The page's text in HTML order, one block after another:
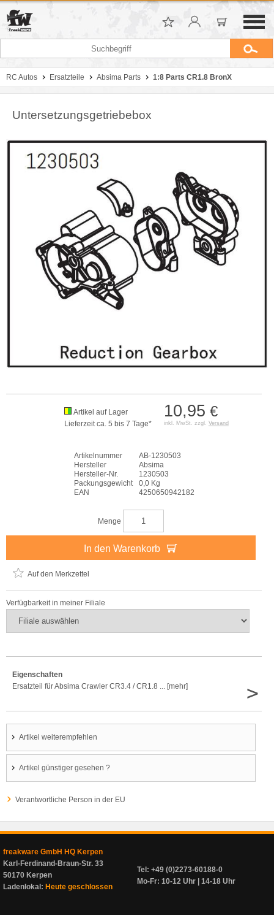
RC Autos Ersatzteile Absima Parts 1:8 Parts CR1.8 BronX
Untersetzungsgetriebebox
10,95 €
inkl. MwSt. zzgl. Versand
Artikel auf Lager
Lieferzeit ca. 5 bis 7 Tage*
Artikelnummer
AB-1230503
Hersteller
Absima
Hersteller-Nr.
1230503
Packungsgewicht
0,0 Kg
EAN
4250650942182
Menge
In den Warenkorb
Auf den Merkzettel
Verfügbarkeit in meiner Filiale
Eigenschaften
Ersatzteil für Absima Crawler CR3.4 / CR1.8 ... [mehr]
>
Artikel weiterempfehlen
Artikel günstiger gesehen ?
Verantwortliche Person in der EU
freakware GmbH HQ Kerpen
Karl-Ferdinand-Braun-Str. 33
50170 Kerpen
Ladenlokal: Heute geschlossen
Tel: +49 (0)2273-60188-0
Mo-Fr: 10-12 Uhr | 14-18 Uhr